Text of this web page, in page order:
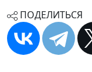
ПОДЕЛИТЬСЯ